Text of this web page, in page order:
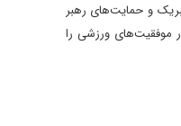
و حمایت‌های رهبر
موفقیت‌های ورزشی را